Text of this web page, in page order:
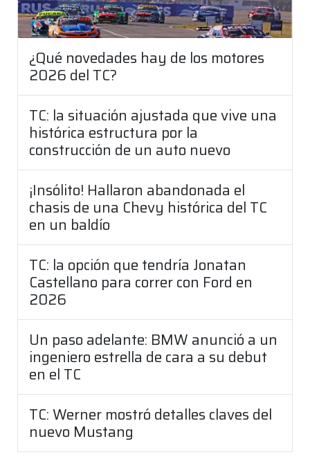
¿Qué novedades hay de los motores
2026 del TC?
TC: la situación ajustada que vive una
histórica estructura por la
construcción de un auto nuevo
¡Insólito! Hallaron abandonada el
chasis de una Chevy histórica del TC
en un baldío
TC: la opción que tendría Jonatan
Castellano para correr con Ford en
2026
Un paso adelante: BMW anunció a un
ingeniero estrella de cara a su debut
en el TC
TC: Werner mostró detalles claves del
nuevo Mustang